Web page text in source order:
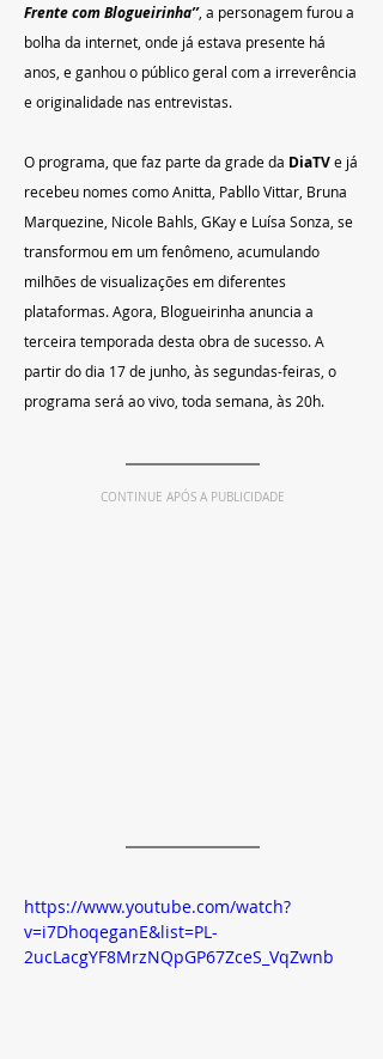
Frente com Blogueirinha’’, a personagem furou a
bolha da internet, onde já estava presente há
anos, e ganhou o público geral com a irreverência
e originalidade nas entrevistas.
O programa, que faz parte da grade da DiaTV e já
recebeu nomes como Anitta, Pabllo Vittar, Bruna
Marquezine, Nicole Bahls, GKay e Luísa Sonza, se
transformou em um fenômeno, acumulando
milhões de visualizações em diferentes
plataformas. Agora, Blogueirinha anuncia a
terceira temporada desta obra de sucesso. A
partir do dia 17 de junho, às segundas-feiras, o
programa será ao vivo, toda semana, às 20h.
CONTINUE APÓS A PUBLICIDADE
https://www.youtube.com/watch?
v=i7DhoqeganE&list=PL-
2ucLacgYF8MrzNQpGP67ZceS_VqZwnb